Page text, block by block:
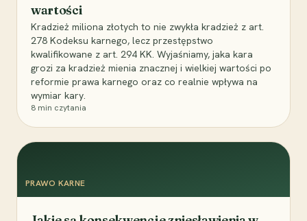
wartości
Kradzież miliona złotych to nie zwykła kradzież z art.
278 Kodeksu karnego, lecz przestępstwo
kwalifikowane z art. 294 KK. Wyjaśniamy, jaka kara
grozi za kradzież mienia znacznej i wielkiej wartości po
reformie prawa karnego oraz co realnie wpływa na
wymiar kary.
8 min czytania
PRAWO KARNE